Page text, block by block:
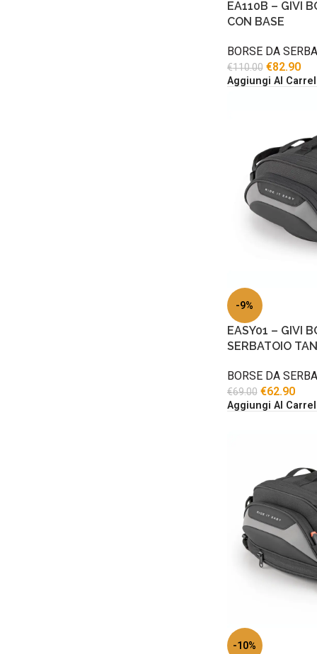
EA110B – GIVI
CON BASE
BORSE DA
€110.00 €82.90
Aggiungi Al
-9%
EASY01 – GIVI
SERBATOIO
BORSE DA
€69.00 €62.90
Aggiungi Al
-10%